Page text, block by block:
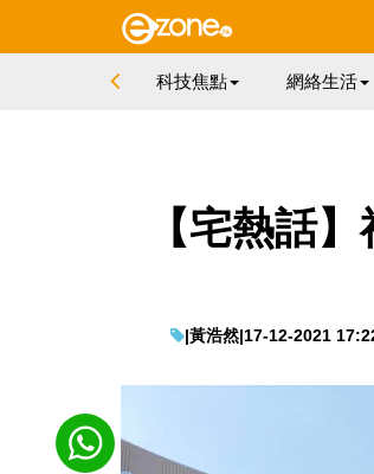
科技焦點 網絡生活
【宅熱話
|黃浩然|17-12-2021